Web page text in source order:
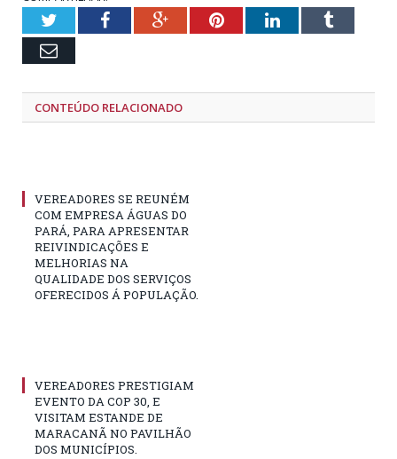
TwitterFacebookGoogle+PinterestLinkedInTumblr
Email
CONTEÚDO RELACIONADO
VEREADORES SE REUNÉM
COM EMPRESA ÁGUAS DO
PARÁ, PARA APRESENTAR
REIVINDICAÇÕES E
MELHORIAS NA
QUALIDADE DOS SERVIÇOS
OFERECIDOS Á POPULAÇÃO.
VEREADORES PRESTIGIAM
EVENTO DA COP 30, E
VISITAM ESTANDE DE
MARACANÃ NO PAVILHÃO
DOS MUNICÍPIOS.